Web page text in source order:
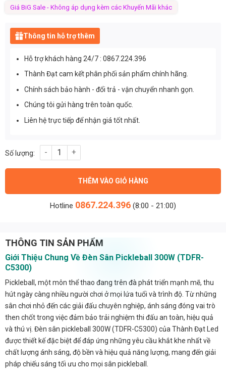
Giá BiG Sale - Không áp dụng kèm các Khuyến Mãi khác
Thông tin hỗ trợ thêm
Hỗ trợ khách hàng 24/7 : 0867.224.396
Thành Đạt cam kết phân phối sản phẩm chính hãng.
Chính sách bảo hành - đổi trả - vận chuyển nhanh gọn.
Chúng tôi gửi hàng trên toàn quốc.
Liên hệ trực tiếp để nhận giá tốt nhất.
Đèn Sân Pickleball 300w (TDFR-C5300) Thành Đạt Led số lượng
THÊM VÀO GIỎ HÀNG
Hotline 0867.224.396 (8:00 - 21:00)
THÔNG TIN SẢN PHẨM
Giới Thiệu Chung Về Đèn Sân Pickleball 300W (TDFR-
C5300)
Pickleball, một môn thể thao đang trên đà phát triển mạnh mẽ, thu
hút ngày càng nhiều người chơi ở mọi lứa tuổi và trình độ. Từ những
sân chơi nhỏ đến các giải đấu chuyên nghiệp, ánh sáng đóng vai trò
then chốt trong việc đảm bảo trải nghiệm thi đấu an toàn, hiệu quả
và thú vị. Đèn sân pickleball 300W (TDFR-C5300) của Thành Đạt Led
được thiết kế đặc biệt để đáp ứng những yêu cầu khắt khe nhất về
chất lượng ánh sáng, độ bền và hiệu quả năng lượng, mang đến giải
pháp chiếu sáng tối ưu cho mọi sân pickleball.